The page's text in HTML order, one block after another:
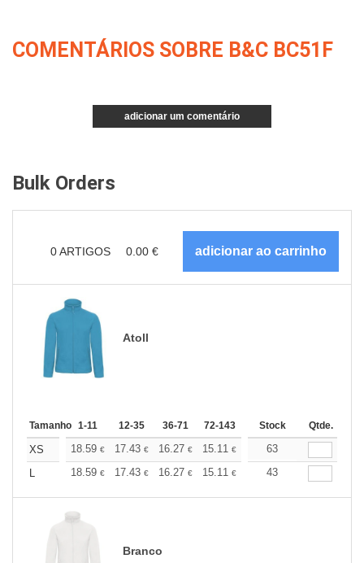
COMENTÁRIOS SOBRE B&C BC51F
adicionar um comentário
Bulk Orders
0ARTIGOS 0.00 €
Atoll
Tamanho 1-11 12-35 36-71 72-143 144-287 288 +
Stock Qtde.
XS 18.59 € 17.43 € 16.27 € 15.11 € 13.94€
63
L
18.59 € 17.43 € 16.27 € 15.11 € 13.94€
43
Branco